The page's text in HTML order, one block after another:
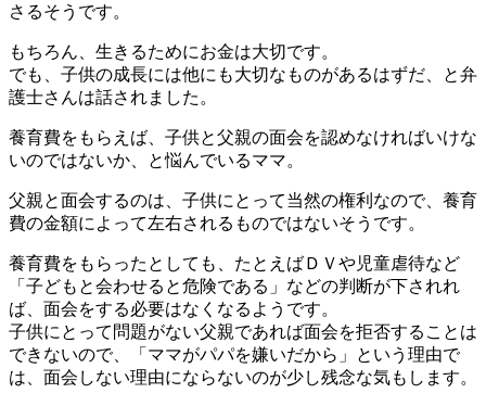
さるそうです。
もちろん、生きるためにお金は大切です。
でも、子供の成長には他にも大切なものがあるはずだ、と弁
護士さんは話されました。
養育費をもらえば、子供と父親の面会を認めなければいけな
いのではないか、と悩んでいるママ。
父親と面会するのは、子供にとって当然の権利なので、養育
費の金額によって左右されるものではないそうです。
養育費をもらったとしても、たとえばＤＶや児童虐待など
「子どもと会わせると危険である」などの判断が下されれ
ば、面会をする必要はなくなるようです。
子供にとって問題がない父親であれば面会を拒否することは
できないので、「ママがパパを嫌いだから」という理由で
は、面会しない理由にならないのが少し残念な気もします。